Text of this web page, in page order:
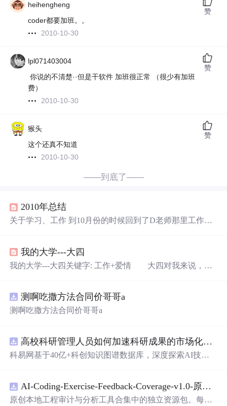
heihengheng
coder都要加班。。
2010-10-30
赞
lpl071403004
你说的不清楚··但是干软件 加班很正常 （很少有加班
费）
2010-10-30
赞
猴头
这个还真不知道
2010-10-30
赞
——到底了——
2010年总结
关于学习、工作 到10月份的时候回到了D老师那里工作，
生，这个学期参加了腾讯的校招，笔试过不了…… 接着
陆续到了五家公司参加笔试、面试，都是面试Mac/iPhone
我的大学---大四
我的大学---大四关键字: 工作+爱情 大四对我来说，只
己。对于爱情，我也从来没想过，我会在大学谈恋爱，因
为我认识的女生全加起来可能大学也就那么十来个。对于
找了不少的公司，其实很多我只是想练习下自已
测啊吃撒方法合同价哥哥a
测啊吃撒方法合同价哥哥a
高校科研管理人员如何加速科研成果的市场化转化？.docx
科易网基于40亿+科创知识图谱数据库，深度探索AI技术
新领域的AI+数智化解决方案，推动科技创新与产业创新
智能化发展。
AI-Coding-Exercise-Feedback-Coverage-v1.0-原创源码与文档.zip
原创本地工程审计与分析工具合集中的独立资源包。每个